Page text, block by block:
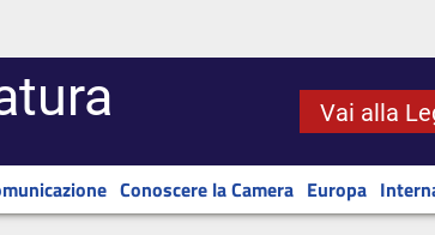
Vai alla
Conoscere la Camera Europa